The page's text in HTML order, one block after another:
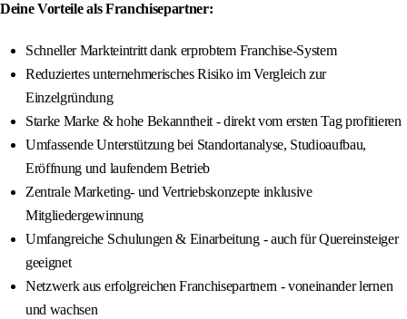
Deine Vorteile als Franchisepartner:
Schneller Markteintritt dank erprobtem Franchise-System
Reduziertes unternehmerisches Risiko im Vergleich zur
Einzelgründung
Starke Marke & hohe Bekanntheit - direkt vom ersten Tag profitieren
Umfassende Unterstützung bei Standortanalyse, Studioaufbau,
Eröffnung und laufendem Betrieb
Zentrale Marketing- und Vertriebskonzepte inklusive
Mitgliedergewinnung
Umfangreiche Schulungen & Einarbeitung - auch für Quereinsteiger
geeignet
Netzwerk aus erfolgreichen Franchisepartnern - voneinander lernen
und wachsen